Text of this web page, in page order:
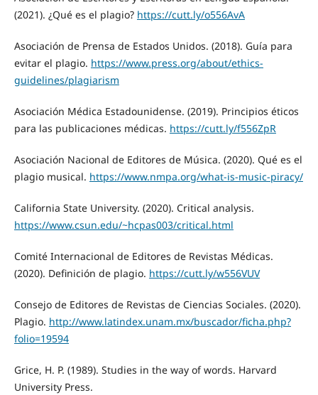
(2021). ¿Qué es el plagio? https://cutt.ly/o556AvA
Asociación de Prensa de Estados Unidos. (2018). Guía para
evitar el plagio. https://www.press.org/about/ethics-
guidelines/plagiarism
Asociación Médica Estadounidense. (2019). Principios éticos
para las publicaciones médicas. https://cutt.ly/f556ZpR
Asociación Nacional de Editores de Música. (2020). Qué es el
plagio musical. https://www.nmpa.org/what-is-music-piracy/
California State University. (2020). Critical analysis.
https://www.csun.edu/~hcpas003/critical.html
Comité Internacional de Editores de Revistas Médicas.
(2020). Definición de plagio. https://cutt.ly/w556VUV
Consejo de Editores de Revistas de Ciencias Sociales. (2020).
Plagio. http://www.latindex.unam.mx/buscador/ficha.php?
folio=19594
Grice, H. P. (1989). Studies in the way of words. Harvard
University Press.